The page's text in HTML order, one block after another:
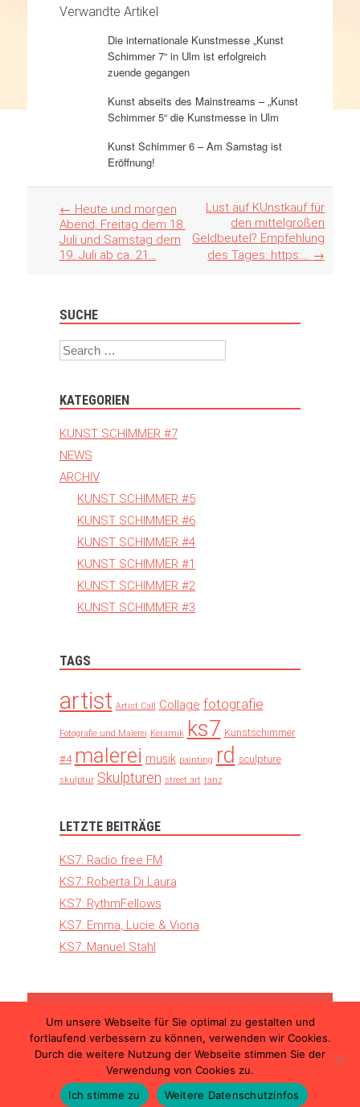
Verwandte Artikel
Die internationale Kunstmesse „Kunst
Schimmer 7“ in Ulm ist erfolgreich
zuende gegangen
Kunst abseits des Mainstreams – „Kunst
Schimmer 5“ die Kunstmesse in Ulm
Kunst Schimmer 6 – Am Samstag ist
Eröffnung!
Artikel
Navigation
← Heute und morgen
Abend, Freitag dem 18.
Juli und Samstag dem
19. Juli ab ca. 21…
Lust auf KUnstkauf für
den mittelgroßen
Geldbeutel? Empfehlung
des Tages: https:… →
SUCHE
Search
KATEGORIEN
KUNST SCHIMMER #7
NEWS
ARCHIV
KUNST SCHIMMER #5
KUNST SCHIMMER #6
KUNST SCHIMMER #4
KUNST SCHIMMER #1
KUNST SCHIMMER #2
KUNST SCHIMMER #3
TAGS
artist Artist Call Collage fotografie
Fotografie und Malerei Keramik ks7 Kunstschimmer
#4 malerei musik painting rd sculpture
skulptur Skulpturen street art tanz
LETZTE BEITRÄGE
KS7: Radio free FM
KS7: Roberta Di Laura
KS7: RythmFellows
KS7: Emma, Lucie & Viona
KS7: Manuel Stahl
© 2026 Kunst Schimmer – Die internationale
Kunstmesse in Ulm |
Teilnahmebedingungen
| Datenschutzerklärung| Impressum
Um unsere Webseite für Sie optimal zu gestalten und
fortlaufend verbessern zu können, verwenden wir Cookies.
Durch die weitere Nutzung der Webseite stimmen Sie der
Verwendung von Cookies zu.
Ich stimme zu
Weitere Datenschutzinfos